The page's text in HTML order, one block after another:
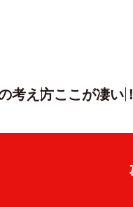
考え方ここが凄い！